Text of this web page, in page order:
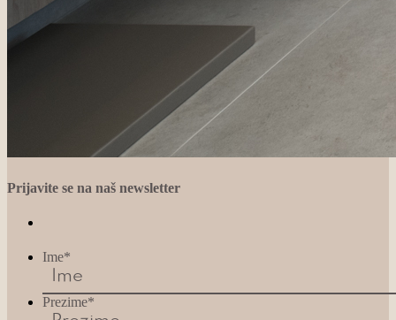
Prijavite se na naš newsletter
Ime*
Prezime*